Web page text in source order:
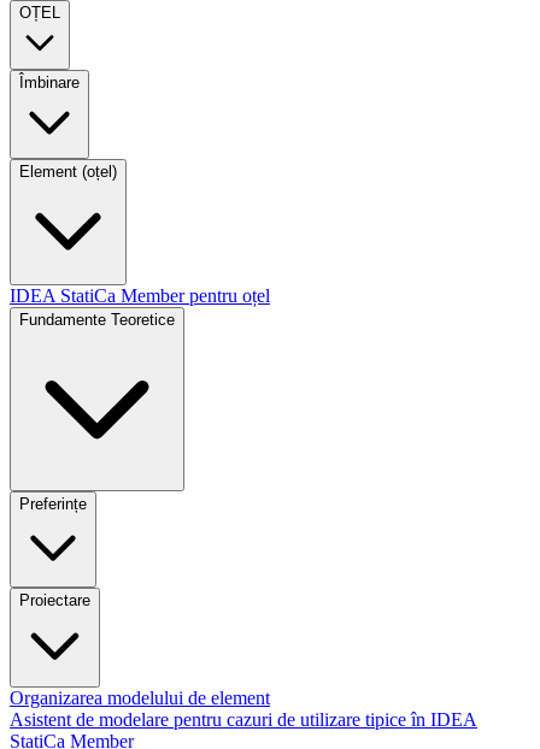
OȚEL
Îmbinare
Element (oțel)
IDEA StatiCa Member pentru oțel
Fundamente Teoretice
Preferințe
Proiectare
Organizarea modelului de element
Asistent de modelare pentru cazuri de utilizare tipice în IDEA
StatiCa Member